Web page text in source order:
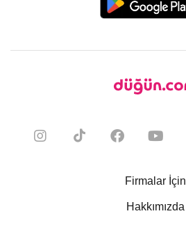
Firmalar İçin
Hakkımızda